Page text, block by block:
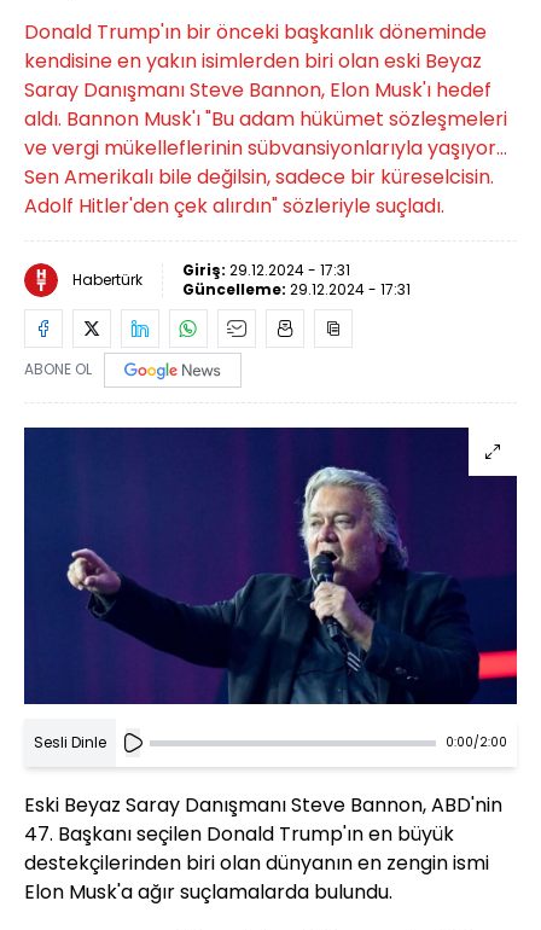
Donald Trump'ın bir önceki başkanlık döneminde
kendisine en yakın isimlerden biri olan eski Beyaz
Saray Danışmanı Steve Bannon, Elon Musk'ı hedef
aldı. Bannon Musk'ı "Bu adam hükümet sözleşmeleri
ve vergi mükelleflerinin sübvansiyonlarıyla yaşıyor...
Sen Amerikalı bile değilsin, sadece bir küreselcisin.
Adolf Hitler'den çek alırdın" sözleriyle suçladı.
Habertürk Giriş: 29.12.2024 - 17:31
Güncelleme: 29.12.2024 - 17:31
ABONE OL
Sesli Dinle 0:00/2:00
Eski Beyaz Saray Danışmanı Steve Bannon, ABD'nin
47. Başkanı seçilen Donald Trump'ın en büyük
destekçilerinden biri olan dünyanın en zengin ismi
Elon Musk'a ağır suçlamalarda bulundu.